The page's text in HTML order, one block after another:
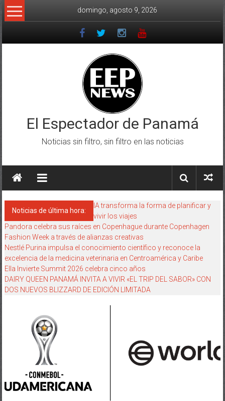
Saltar
al
domingo, agosto 9, 2026
El Espectador de Panamá
Noticias sin filtro, sin filtro en las noticias
Noticias de última hora:
IA transforma la forma de planificar y
vivir los viajes
Pandora celebra sus raíces en Copenhague durante Copenhagen
Fashion Week a través de alianzas creativas
Nestlé Purina impulsa el conocimiento científico y reconoce la
excelencia de la medicina veterinaria en Centroamérica y Caribe
Ella Invierte Summit 2026 celebra cinco años
DAIRY QUEEN PANAMÁ INVITA A VIVIR «EL TRIP DEL SABOR» CON
DOS NUEVOS BLIZZARD DE EDICIÓN LIMITADA